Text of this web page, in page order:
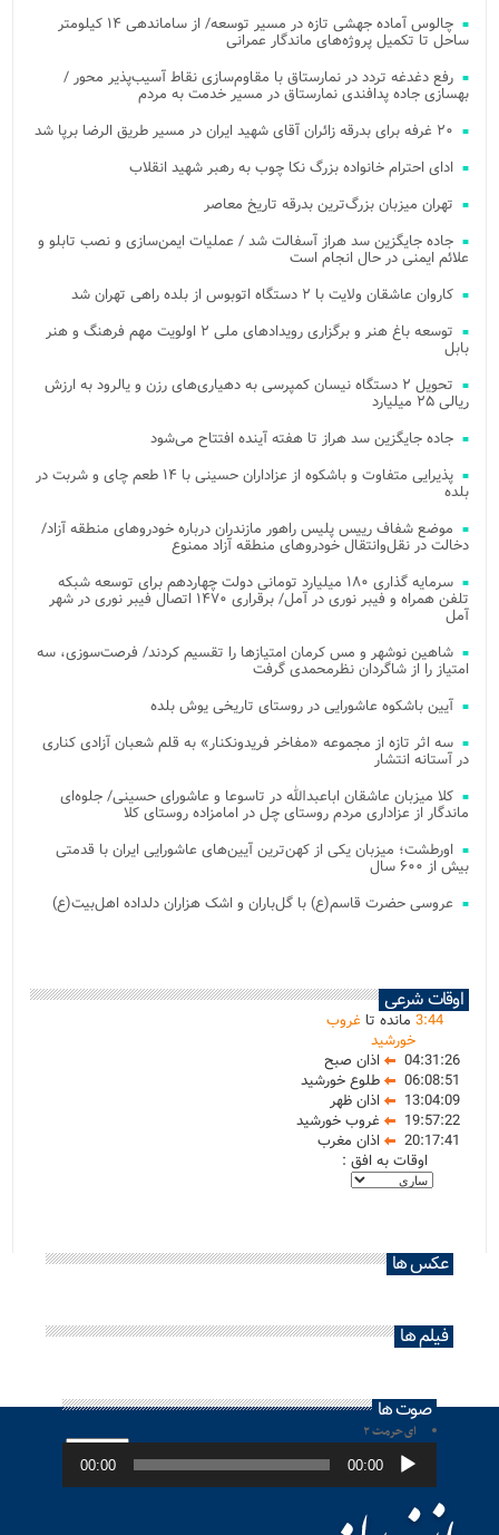
چالوس آماده جهشی تازه در مسیر توسعه/ از ساماندهی ۱۴ کیلومتر
ساحل تا تکمیل پروژه‌های ماندگار عمرانی
رفع دغدغه تردد در نمارستاق با مقاوم‌سازی نقاط آسیب‌پذیر محور /
بهسازی جاده پدافندی نمارستاق در مسیر خدمت به مردم
۲۰ غرفه برای بدرقه زائران آقای شهید ایران در مسیر طریق الرضا برپا شد
ادای احترام خانواده بزرگ نکا چوب به رهبر شهید انقلاب
تهران میزبان بزرگ‌ترین بدرقه تاریخ معاصر
جاده جایگزین سد هراز آسفالت شد / عملیات ایمن‌سازی و نصب تابلو و
علائم ایمنی در حال انجام است
کاروان عاشقان ولایت با ۲ دستگاه اتوبوس از بلده راهی تهران شد
توسعه باغ هنر و برگزاری رویدادهای ملی ۲ اولویت مهم فرهنگ و هنر
بابل
تحویل ۲ دستگاه نیسان کمپرسی به دهیاری‌های رزن و یالرود به ارزش
ریالی ۲۵ میلیارد
جاده جایگزین سد هراز تا هفته آینده افتتاح می‌شود
پذیرایی متفاوت و باشکوه از عزاداران حسینی با ۱۴ طعم چای و شربت در
بلده
موضع شفاف رییس پلیس راهور مازندران درباره خودروهای منطقه آزاد/
دخالت در نقل‌وانتقال خودروهای منطقه آزاد ممنوع
سرمایه گذاری ۱۸۰ میلیارد تومانی دولت چهاردهم برای توسعه شبکه
تلفن همراه و فیبر نوری در آمل/ برقراری ۱۴۷۰ اتصال فیبر نوری در شهر
آمل
شاهین نوشهر و مس کرمان امتیازها را تقسیم کردند/ فرصت‌سوزی، سه
امتیاز را از شاگردان نظرمحمدی گرفت
آیین باشکوه عاشورایی در روستای تاریخی یوش بلده
سه اثر تازه از مجموعه «مفاخر فریدونکنار» به قلم شعبان آزادی کناری
در آستانه انتشار
کلا میزبان عاشقان اباعبدالله در تاسوعا و عاشورای حسینی/ جلوه‌ای
ماندگار از عزاداری مردم روستای چل در امامزاده روستای کلا
اورطشت؛ میزبان یکی از کهن‌ترین آیین‌های عاشورایی ایران با قدمتی
بیش از ۶۰۰ سال
عروسی حضرت قاسم(ع) با گل‌باران و اشک هزاران دلداده اهل‌بیت(ع)
اوقات شرعی
3:44 مانده تاغروب
خورشید
04:31:26
اذان صبح
06:08:51
طلوع خورشید
13:04:09
اذان ظهر
19:57:22
غروب خورشید
20:17:41
اذان مغرب
اوقات به افق :
عکس ها
فیلم ها
صوت ها
ای حرمت ۲
پخش‌کننده
صوت 00:00
00:00